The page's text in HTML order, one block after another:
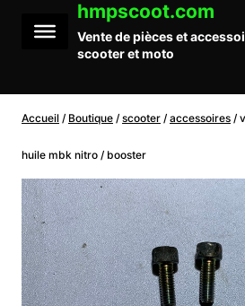
contenu
hmpscoot.com
Vente de pièces et
scooter et moto
Accueil / Boutique / scooter / accessoires /
huile mbk nitro / booster